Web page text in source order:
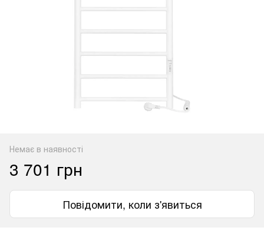
Немає в наявності
3 701 грн
Повідомити, коли з'явиться